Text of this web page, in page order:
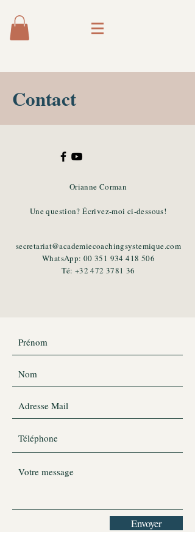
Contact
Orianne Corman
Une question? Écrivez-moi ci-dessous!
secretariat@academiecoachingsystemique.com
WhatsApp: 00 351 934 418 506
Té: +32 472 3781 36
Envoyer